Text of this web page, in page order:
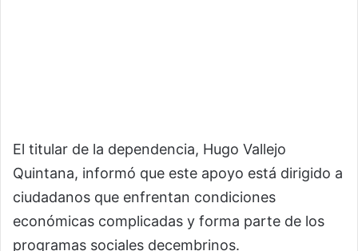
El titular de la dependencia, Hugo Vallejo
Quintana, informó que este apoyo está dirigido a
ciudadanos que enfrentan condiciones
económicas complicadas y forma parte de los
programas sociales decembrinos.